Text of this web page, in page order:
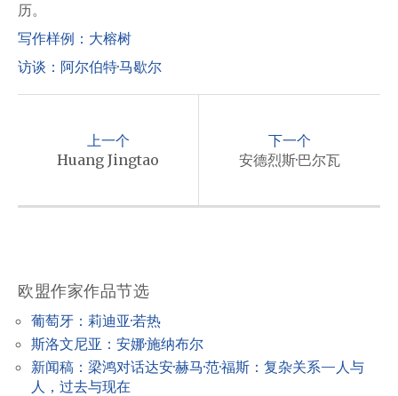
历。
写作样例：大榕树
访谈：阿尔伯特·马歇尔
v
i
g
a
上一个
Huang Jingtao
下一个
安德烈斯·巴尔瓦
欧盟作家作品节选
葡萄牙：莉迪亚·若热
斯洛文尼亚：安娜·施纳布尔
新闻稿：梁鸿对话达安·赫马·范·福斯：复杂关系—人与
人，过去与现在